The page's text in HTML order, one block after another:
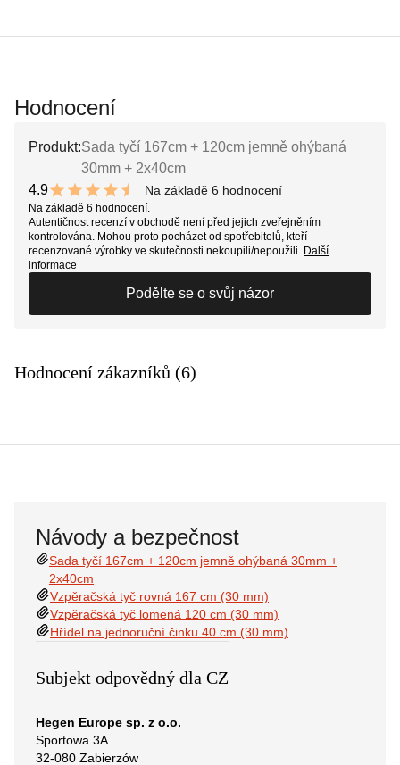
Hodnocení
Produkt:Sada tyčí 167cm + 120cm jemně ohýbaná
30mm + 2x40cm
4.9
9.8 out of 10 stars
Na základě 6 hodnocení
Na základě 6 hodnocení.
Autentičnost recenzí v obchodě není před jejich zveřejněním
kontrolována. Mohou proto pocházet od spotřebitelů, kteří
recenzované výrobky ve skutečnosti nekoupili/nepoužili. Další
informace
Podělte se o svůj názor
Hodnocení zákazníků (6)
Návody a bezpečnost
Sada tyčí 167cm + 120cm jemně ohýbaná 30mm +
2x40cm
Vzpěračská tyč rovná 167 cm (30 mm)
Vzpěračská tyč lomená 120 cm (30 mm)
Hřídel na jednoruční činku 40 cm (30 mm)
Subjekt odpovědný dla CZ
Hegen Europe sp. z o.o.
Sportowa 3A
32-080 Zabierzów